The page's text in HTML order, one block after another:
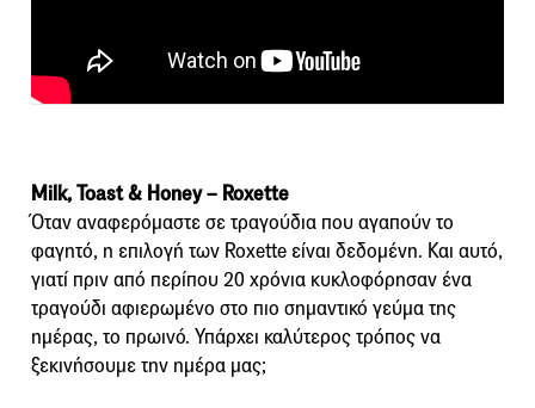
Milk, Toast & Honey – Roxette
Όταν αναφερόμαστε σε τραγούδια που αγαπούν το
φαγητό, η επιλογή των Roxette είναι δεδομένη. Και αυτό,
γιατί πριν από περίπου 20 χρόνια κυκλοφόρησαν ένα
τραγούδι αφιερωμένο στο πιο σημαντικό γεύμα της
ημέρας, το πρωινό. Υπάρχει καλύτερος τρόπος να
ξεκινήσουμε την ημέρα μας;